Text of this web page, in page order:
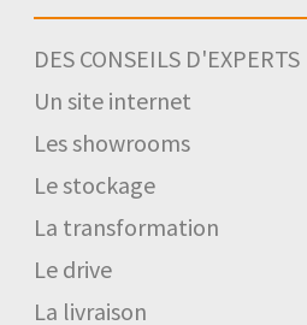
DES CONSEILS D'EXPERTS
Un site internet
Les showrooms
Le stockage
La transformation
Le drive
La livraison